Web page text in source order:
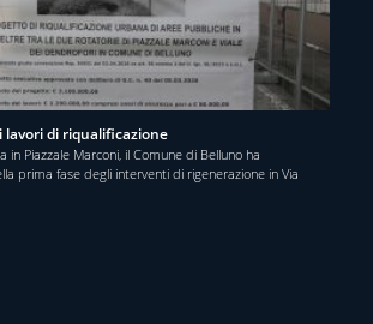
lavori di riqualificazione
Piazzale Marconi, il Comune di Belluno ha
prima fase degli interventi di rigenerazione in Via